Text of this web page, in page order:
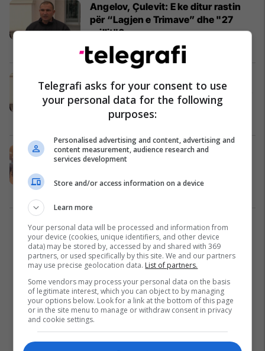
Angelov, Çulevit: E ke ditur rastin
për “Lagjen e Trimave” dhe "27
prillit"?
Maqedonia e Veriut 07/01/2020
Angelov: Nëse Mickoski do të ishte
kundër marrëveshjes së Prespës do
të nxirrte njerëzit jashtë
Politikë 13/11/2019
“Nikollçe diktator i vogël” dhe “Jo
bisedimeve”, porositën mbrëmë
qytetarët në protestë
1
Telegrafi asks for your consent to use
your personal data for the following
purposes:
Personalised advertising and content, advertising and
content measurement, audience research and
services development
Store and/or access information on a device
Learn more
Your personal data will be processed and information from
your device (cookies, unique identifiers, and other device
data) may be stored by, accessed by and shared with 369
partners, or used specifically by this site. We and our partners
may use precise geolocation data. List of partners.
Some vendors may process your personal data on the basis
of legitimate interest, which you can object to by managing
your options below. Look for a link at the bottom of this page
or in the site menu to manage or withdraw consent in privacy
and cookie settings.